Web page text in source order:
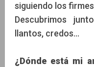
siguiendo los
Descubrimos
llantos, credos...
¿Dónde está mi